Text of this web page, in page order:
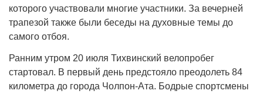
которого участвовали многие участники. За вечерней
трапезой также были беседы на духовные темы до
самого отбоя.
Ранним утром 20 июля Тихвинский велопробег
стартовал. В первый день предстояло преодолеть 84
километра до города Чолпон-Ата. Бодрые спортсмены